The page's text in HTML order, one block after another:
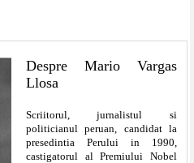
Despre Mario Vargas
Llosa
Scriitorul, jurnalistul si
politicianul peruan, candidat la
presedintia Perului in 1990,
castigatorul al Premiului Nobel